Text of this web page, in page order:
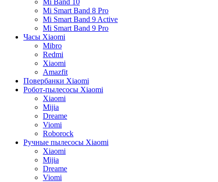
Mi Smart Band 8 Pro
Mi Smart Band 9 Active
Mi Smart Band 9 Pro
Часы Xiaomi
Mibro
Redmi
Xiaomi
Amazfit
Повербанки Xiaomi
Робот-пылесосы Xiaomi
Xiaomi
Mijia
Dreame
Viomi
Roborock
Ручные пылесосы Xiaomi
Xiaomi
Mijia
Dreame
Viomi